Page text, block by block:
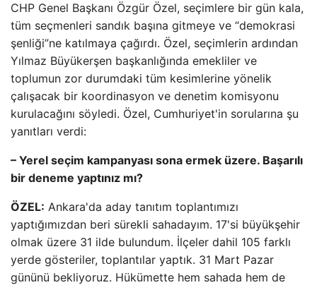
CHP Genel Başkanı Özgür Özel, seçimlere bir gün kala,
tüm seçmenleri sandık başına gitmeye ve “demokrasi
şenliği”ne katılmaya çağırdı. Özel, seçimlerin ardından
Yılmaz Büyükerşen başkanlığında emekliler ve
toplumun zor durumdaki tüm kesimlerine yönelik
çalışacak bir koordinasyon ve denetim komisyonu
kurulacağını söyledi. Özel, Cumhuriyet'in sorularına şu
yanıtları verdi:
– Yerel seçim kampanyası sona ermek üzere. Başarılı
bir deneme yaptınız mı?
ÖZEL: Ankara'da aday tanıtım toplantımızı
yaptığımızdan beri sürekli sahadayım. 17'si büyükşehir
olmak üzere 31 ilde bulundum. İlçeler dahil 105 farklı
yerde gösteriler, toplantılar yaptık. 31 Mart Pazar
gününü bekliyoruz. Hükümette hem sahada hem de